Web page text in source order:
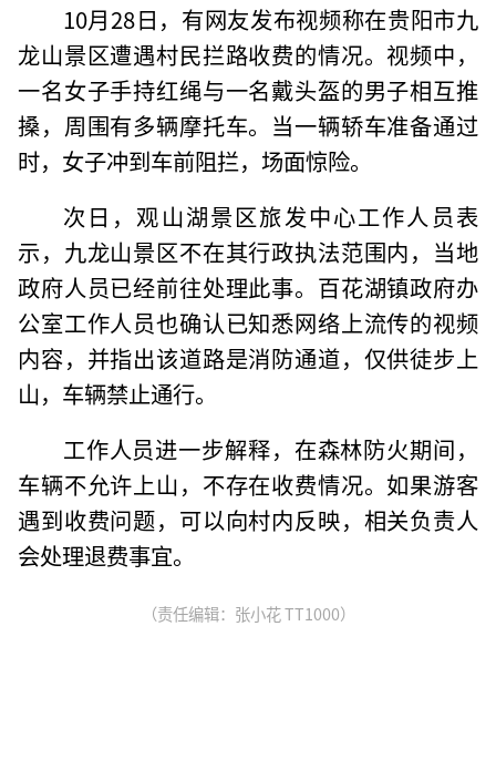
10月28日，有网友发布视频称在贵阳市九
龙山景区遭遇村民拦路收费的情况。视频中，
一名女子手持红绳与一名戴头盔的男子相互推
搡，周围有多辆摩托车。当一辆轿车准备通过
时，女子冲到车前阻拦，场面惊险。
次日，观山湖景区旅发中心工作人员表
示，九龙山景区不在其行政执法范围内，当地
政府人员已经前往处理此事。百花湖镇政府办
公室工作人员也确认已知悉网络上流传的视频
内容，并指出该道路是消防通道，仅供徒步上
山，车辆禁止通行。
工作人员进一步解释，在森林防火期间，
车辆不允许上山，不存在收费情况。如果游客
遇到收费问题，可以向村内反映，相关负责人
会处理退费事宜。
（责任编辑：张小花 TT1000）